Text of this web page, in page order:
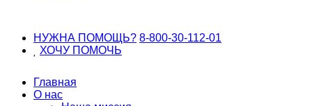
НУЖНА ПОМОЩЬ? 8-800-30-112-01
ХОЧУ ПОМОЧЬ
Главная
О нас